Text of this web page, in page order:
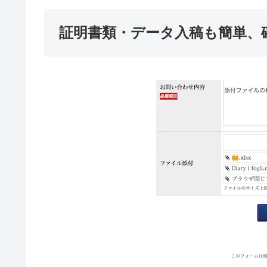
証明書類・データ入稿も簡単、